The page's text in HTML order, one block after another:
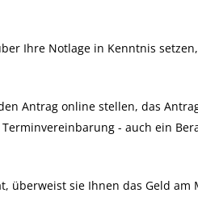
Ihre Notlage in Kenntnis
Antrag online stellen, das
- auch ein
überweist sie Ihnen das Geld am